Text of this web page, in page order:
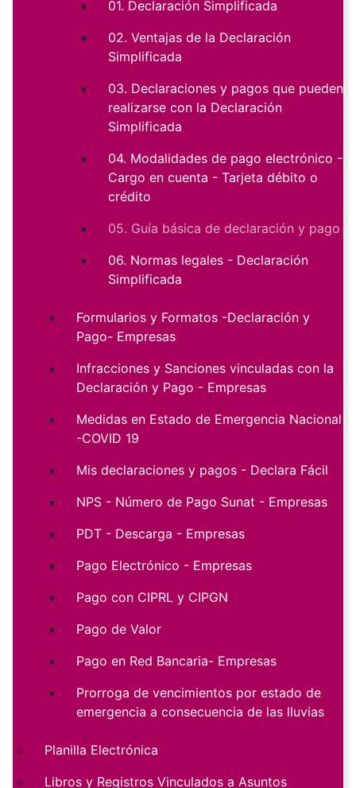
01. Declaración Simplificada
02. Ventajas de la Declaración
Simplificada
03. Declaraciones y pagos que pueden
realizarse con la Declaración
Simplificada
04. Modalidades de pago electrónico -
Cargo en cuenta - Tarjeta débito o
crédito
05. Guía básica de declaración y pago
06. Normas legales - Declaración
Simplificada
Formularios y Formatos -Declaración y
Pago- Empresas
Infracciones y Sanciones vinculadas con la
Declaración y Pago - Empresas
Medidas en Estado de Emergencia Nacional
-COVID 19
Mis declaraciones y pagos - Declara Fácil
NPS - Número de Pago Sunat - Empresas
PDT - Descarga - Empresas
Pago Electrónico - Empresas
Pago con CIPRL y CIPGN
Pago de Valor
Pago en Red Bancaria- Empresas
Prorroga de vencimientos por estado de
emergencia a consecuencia de las lluvias
Planilla Electrónica
Libros y Registros Vinculados a Asuntos